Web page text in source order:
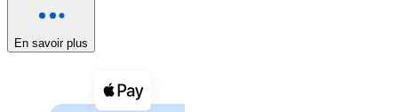
Voir toutes
Coupons crypto
En savoir plus